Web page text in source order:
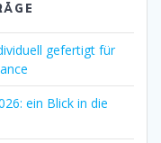
gefertigt für
ein Blick in die